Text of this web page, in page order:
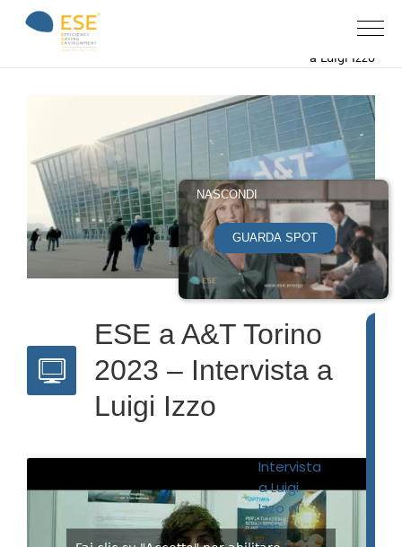
Home»News & eventi
ESE a A&T Torino 2023 – Intervista
a Luigi Izzo
ESE a A&T Torino
2023 – Intervista a
Luigi Izzo
Intervista
a Luigi
Izzo di
ESE,
GUARDA SPOT
NASCONDI